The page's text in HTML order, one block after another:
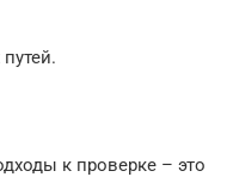
к проверке – это